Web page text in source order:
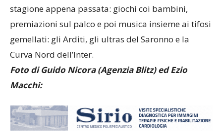
stagione appena passata: giochi coi bambini,
premiazioni sul palco e poi musica insieme ai tifosi
gemellati: gli Arditi, gli ultras del Saronno e la
Curva Nord dell’Inter.
Foto di Guido Nicora (Agenzia Blitz) ed Ezio
Macchi: